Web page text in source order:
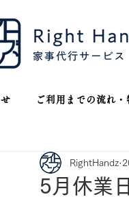
ご利用までの流れ・
5月休業
RightHandz